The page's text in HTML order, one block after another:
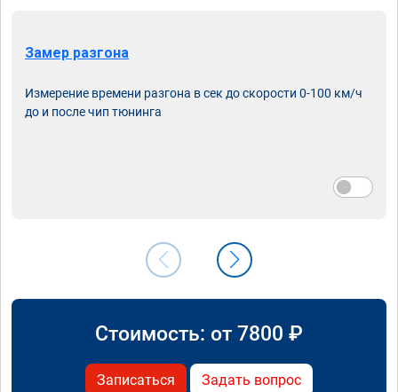
Замер разгона
Измерение времени разгона в сек до скорости 0-100 км/ч
до и после чип тюнинга
Стоимость: от 7800 ₽
Записаться Задать вопрос